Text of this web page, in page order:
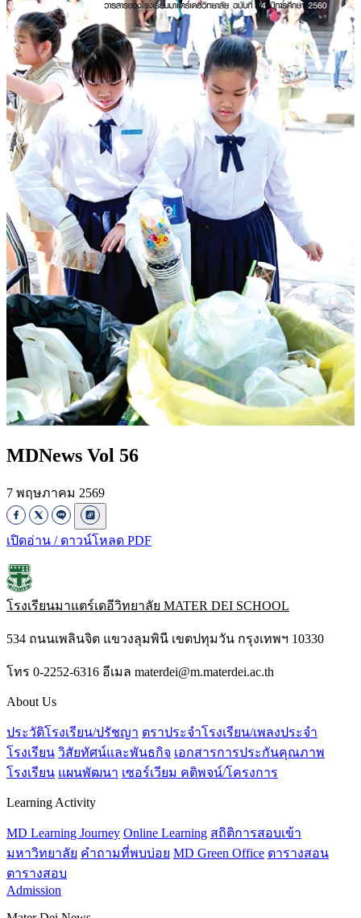
MDNews Vol 56
7 พฤษภาคม 2569
เปิดอ่าน / ดาวน์โหลด PDF
โรงเรียนมาแตร์เดอีวิทยาลัย MATER DEI SCHOOL
534 ถนนเพลินจิต แขวงลุมพินี เขตปทุมวัน กรุงเทพฯ 10330
โทร 0-2252-6316 อีเมล materdei@m.materdei.ac.th
About Us
ประวัติโรงเรียน/ปรัชญา ตราประจำโรงเรียน/เพลงประจำ
โรงเรียน วิสัยทัศน์และพันธกิจ เอกสารการประกันคุณภาพ
โรงเรียน แผนพัฒนา เซอร์เวียม คติพจน์/โครงการ
Learning Activity
MD Learning Journey Online Learning สถิติการสอบเข้า
มหาวิทยาลัย คำถามที่พบบ่อย MD Green Office ตารางสอน
ตารางสอบ
Admission